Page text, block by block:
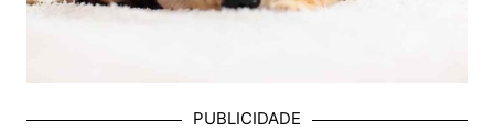
PUBLICIDADE